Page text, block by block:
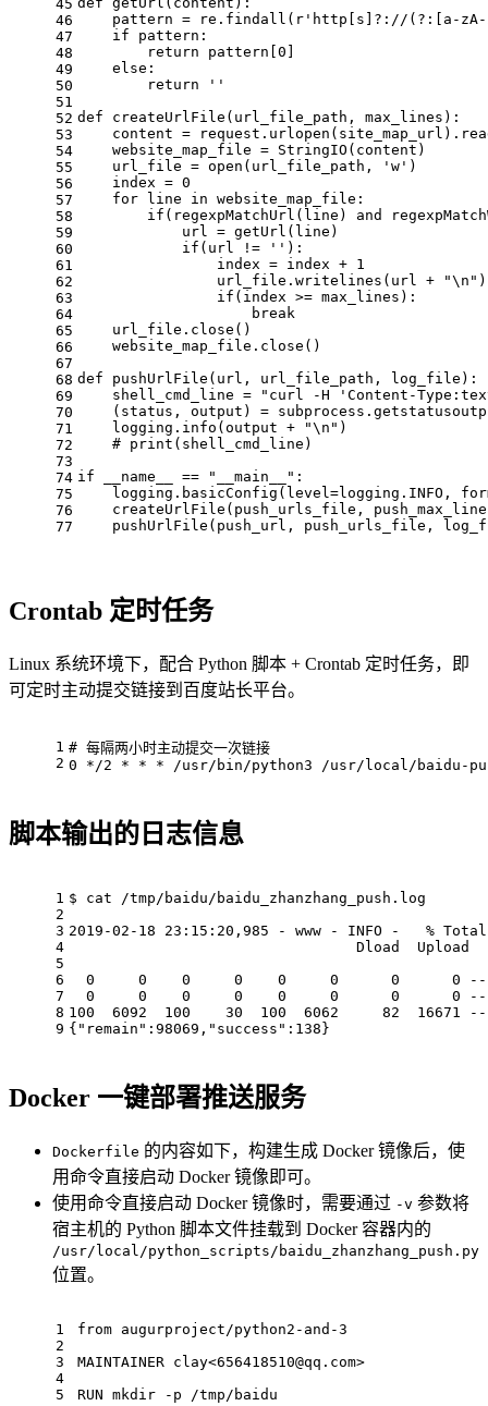
45
46
47
48
49
50
51
52
53
54
55
56
57
58
59
60
61
62
63
64
65
66
67
68
69
70
71
72
73
74
75
76
77
    pattern = re.findall(
r'http[s]?://(?:[a-zA-
if pattern:
return pattern[ 0
else :
return
''
def
createUrlFile ( url_file_path, max_lines ):
content =
    website_map_file = StringIO(content)
    url_file =
open (url_file_path, 'w' )
    index =
0
for line in website_map_file:
if (regexpMatchUrl(line) and
            url = getUrl(line)
if (url != '' ):
                index = index +
1
                url_file.writelines(url +
"\n" )
if (index >= max_lines):
break
    url_file.close()
    website_map_file.close()
def
pushUrlFile ( url, url_file_path, log_file ):
    shell_cmd_line =
"curl -H 'Content-
(status, output) =
    logging.info(output +
"\n" )
# print(shell_cmd_line)
if __name__ == "__main__" :
    logging.basicConfig(level=logging.INFO,
createUrlFile(push_urls_file,
pushUrlFile(push_url, push_urls_file,
Crontab 定时任务
Linux 系统环境下，配合 Python 脚本 + Crontab 定时任务，即
可定时主动提交链接到百度站长平台。
1
2
# 每隔两小时主动提交一次链接
0 */2 * * * /usr/bin/python3 /usr/ local/baidu-
脚本输出的日志信息
1
2
3
4
5
6
7
8
9
$ cat /tmp/baidu/baidu_zhanzhang_push. log
2019-02-18 23:15:20,985 - www - INFO -   %
Dload  Upload
0     0    0     0    0     0      0      0
0     0    0     0    0     0      0      0
100  6092  100    30  100  6062     82
{ "remain" :98069, "success" :138}
Docker 一键部署推送服务
Dockerfile 的内容如下，构建生成 Docker 镜像后，使
用命令直接启动 Docker 镜像即可。
使用命令直接启动 Docker 镜像时，需要通过 -v 参数将
宿主机的 Python 脚本文件挂载到 Docker 容器内的
/usr/local/python_scripts/baidu_zhanzhang_push.py
位置。
1
2
3
4
5
from augurproject/python2-and-3
MAINTAINER clay<656418510@qq.com>
RUN mkdir -p /tmp/baidu